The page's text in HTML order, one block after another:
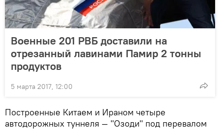
Военные 201 РВБ доставили на
отрезанный лавинами Памир 2 тонны
продуктов
5 марта 2017, 12:00
Построенные Китаем и Ираном четыре
автодорожных туннеля — "Озоди" под перевалом